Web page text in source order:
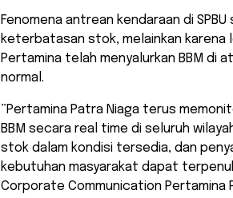
​Fenomena antrean kendaraan di
keterbatasan stok, melainkan karena
Pertamina telah menyalurkan BBM di
normal.
​”Pertamina Patra Niaga terus
BBM secara real time di seluruh
stok dalam kondisi tersedia, dan
kebutuhan masyarakat dapat
Corporate Communication Pertamina